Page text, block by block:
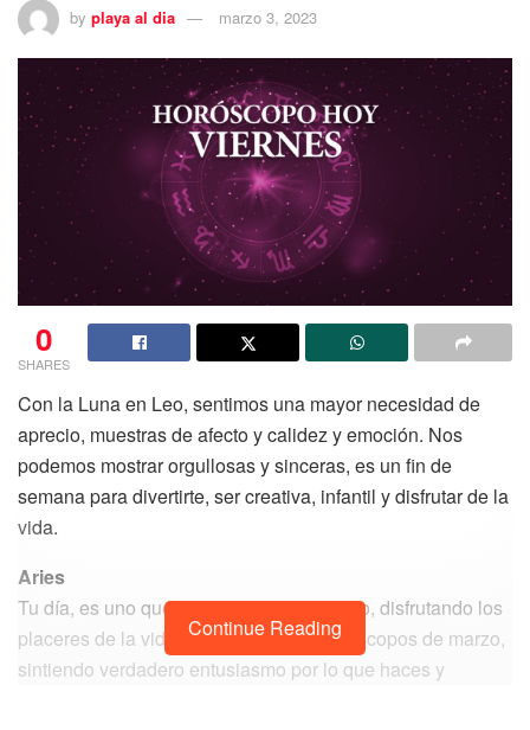
by playa al dia marzo 3, 2023
0
SHARES
Con la Luna en Leo, sentimos una mayor necesidad de
aprecio, muestras de afecto y calidez y emoción. Nos
podemos mostrar orgullosas y sinceras, es un fin de
semana para divertirte, ser creativa, infantil y disfrutar de la
vida.
Aries
Tu día, es uno que quieres vivir al máximo, disfrutando los
placeres de la vida y repasando tus horóscopos de marzo,
sintiendo verdadero entusiasmo por lo que haces y
Continue Reading